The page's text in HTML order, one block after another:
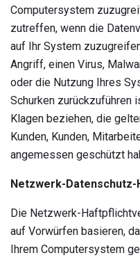
Computersystem
zutreffen, wenn die
auf Ihr System
Angriff, einen Virus,
oder die Nutzung Ihres
Schurken zurückzuführen
Klagen beziehen, die
Kunden, Kunden,
angemessen geschützt
Netzwerk-Datenschutz-
Die Netzwerk-
auf Vorwürfen basieren,
Ihrem Computersystem